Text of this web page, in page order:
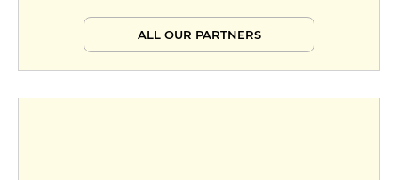
ALL OUR PARTNERS